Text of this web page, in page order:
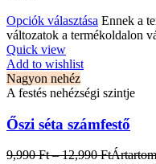
Opciók választása Ennek a
változatok a termékoldalon
Quick view
Add to wishlist
Nagyon nehéz
A festés nehézségi szintje
Őszi séta számfestő
9,990Ft – 12,990Ft